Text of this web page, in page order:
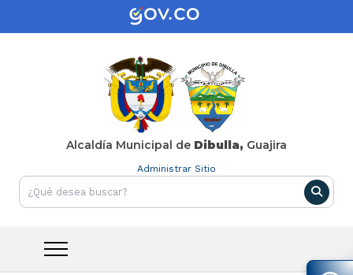
Alcaldía Municipal de Dibulla, Guajira
Administrar Sitio